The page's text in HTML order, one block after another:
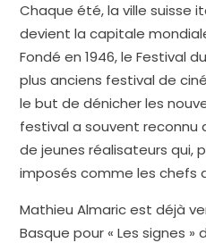
Chaque été, la ville suisse
devient la capitale
Fondé en 1946, le Festival
plus anciens festival de
le but de dénicher les
festival a souvent reconnu
de jeunes réalisateurs qui,
imposés comme les chefs
Mathieu Almaric est déjà
Basque pour « Les signes »